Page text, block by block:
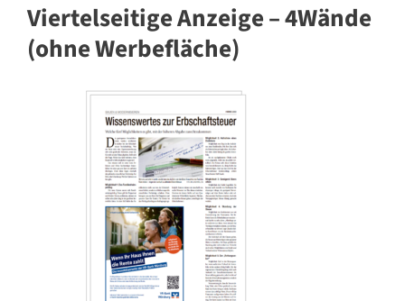
Onlinewerbung
Viertelseitige Anzeige – 4Wände
(ohne Werbefläche)